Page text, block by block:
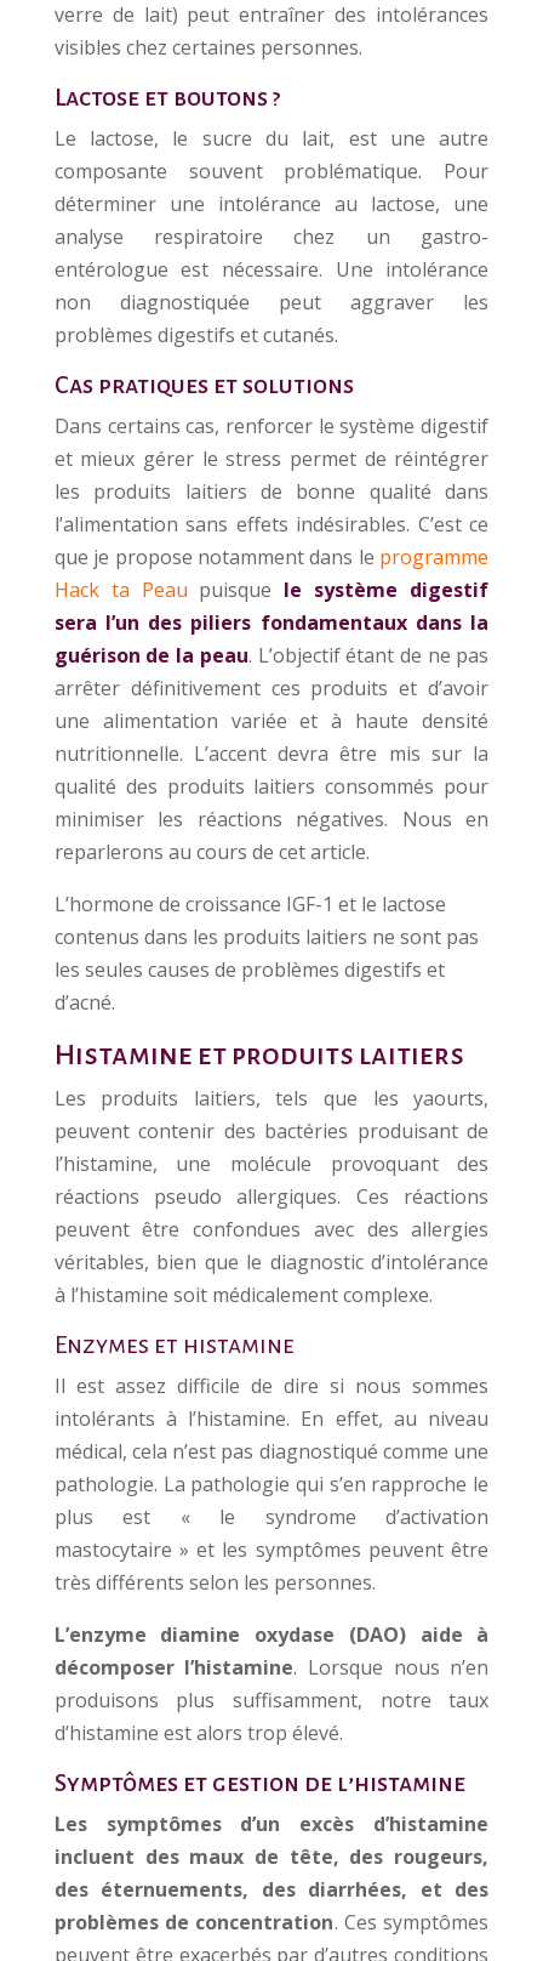
verre de lait) peut entraîner des intolérances
visibles chez certaines personnes.
Lactose et boutons ?
Le lactose, le sucre du lait, est une autre
composante souvent problématique. Pour
déterminer une intolérance au lactose, une
analyse respiratoire chez un gastro-
entérologue est nécessaire. Une intolérance
non diagnostiquée peut aggraver les
problèmes digestifs et cutanés.
Cas pratiques et solutions
Dans certains cas, renforcer le système digestif
et mieux gérer le stress permet de réintégrer
les produits laitiers de bonne qualité dans
l’alimentation sans effets indésirables. C’est ce
que je propose notamment dans le programme
Hack ta Peau puisque le système digestif
sera l’un des piliers fondamentaux dans la
guérison de la peau. L’objectif étant de ne pas
arrêter définitivement ces produits et d’avoir
une alimentation variée et à haute densité
nutritionnelle. L’accent devra être mis sur la
qualité des produits laitiers consommés pour
minimiser les réactions négatives. Nous en
reparlerons au cours de cet article.
L’hormone de croissance IGF-1 et le lactose
contenus dans les produits laitiers ne sont pas
les seules causes de problèmes digestifs et
d’acné.
Histamine et produits laitiers
Les produits laitiers, tels que les yaourts,
peuvent contenir des bactéries produisant de
l’histamine, une molécule provoquant des
réactions pseudo allergiques. Ces réactions
peuvent être confondues avec des allergies
véritables, bien que le diagnostic d’intolérance
à l’histamine soit médicalement complexe.
Enzymes et histamine
Il est assez difficile de dire si nous sommes
intolérants à l’histamine. En effet, au niveau
médical, cela n’est pas diagnostiqué comme une
pathologie. La pathologie qui s’en rapproche le
plus est « le syndrome d’activation
mastocytaire » et les symptômes peuvent être
très différents selon les personnes.
L’enzyme diamine oxydase (DAO) aide à
décomposer l’histamine. Lorsque nous n’en
produisons plus suffisamment, notre taux
d’histamine est alors trop élevé.
Symptômes et gestion de l’histamine
Les symptômes d’un excès d’histamine
incluent des maux de tête, des rougeurs,
des éternuements, des diarrhées, et des
problèmes de concentration. Ces symptômes
peuvent être exacerbés par d’autres conditions